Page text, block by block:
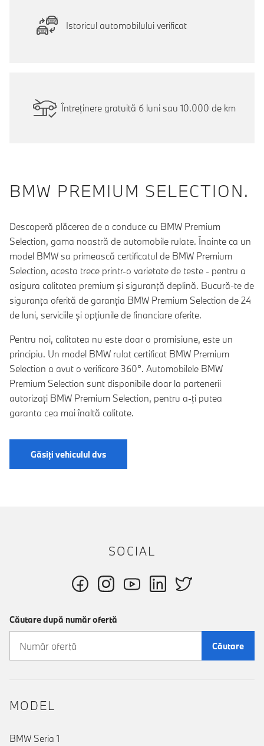
Istoricul automobilului verificat
Întreținere gratuită 6 luni sau 10.000 de km
BMW PREMIUM SELECTION.
Descoperă plăcerea de a conduce cu BMW Premium
Selection, gama noastră de automobile rulate. Înainte ca un
model BMW sa primească certificatul de BMW Premium
Selection, acesta trece printr-o varietate de teste - pentru a
asigura calitatea premium şi siguranţă deplină. Bucură-te de
siguranţa oferită de garanţia BMW Premium Selection de 24
de luni, serviciile şi opţiunile de financiare oferite.
Pentru noi, calitatea nu este doar o promisiune, este un
principiu. Un model BMW rulat certificat BMW Premium
Selection a avut o verificare 360°. Automobilele BMW
Premium Selection sunt disponibile doar la partenerii
autorizaţi BMW Premium Selection, pentru a-ţi putea
garanta cea mai înaltă calitate.
Găsiți vehiculul dvs
SOCIAL
Căutare după număr ofertă
Căutare
MODEL
BMW Seria 1